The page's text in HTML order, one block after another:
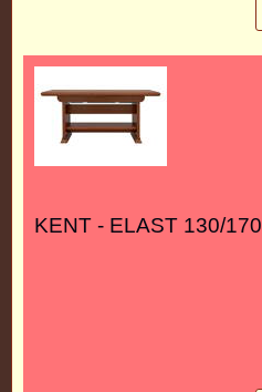
KENT - ELAST 130/170